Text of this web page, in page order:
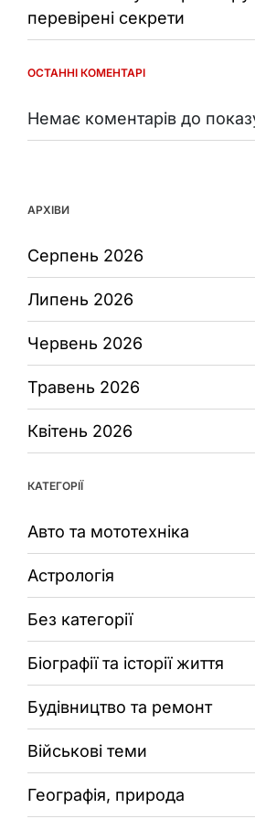
перевірені секрети
ОСТАННІ КОМЕНТАРІ
Немає коментарів до
АРХІВИ
Серпень 2026
Липень 2026
Червень 2026
Травень 2026
Квітень 2026
КАТЕГОРІЇ
Авто та мототехніка
Астрологія
Без категорії
Біографії та історії життя
Будівництво та ремонт
Військові теми
Географія, природа